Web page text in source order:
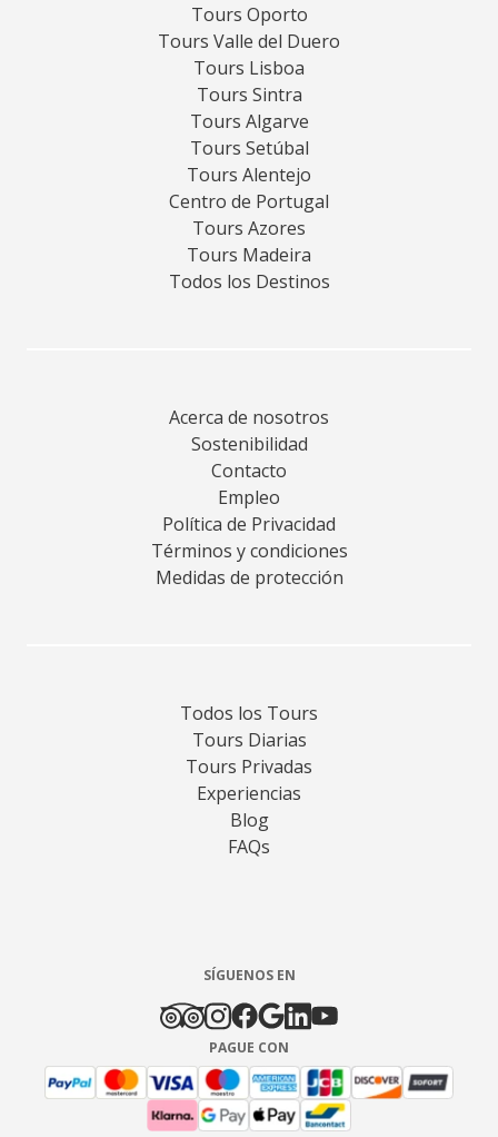
Tours Oporto
Tours Valle del Duero
Tours Lisboa
Tours Sintra
Tours Algarve
Tours Setúbal
Tours Alentejo
Centro de Portugal
Tours Azores
Tours Madeira
Todos los Destinos
Acerca de nosotros
Sostenibilidad
Contacto
Empleo
Política de Privacidad
Términos y condiciones
Medidas de protección
Todos los Tours
Tours Diarias
Tours Privadas
Experiencias
Blog
FAQs
SÍGUENOS EN
PAGUE CON